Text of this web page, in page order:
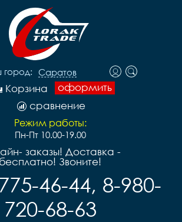
Саратов
оформить
Корзина
сравнение
Режим работы:
Пн-Пт 10.00-19.00
заказы! Доставка -
Звоните!
46-44, 8-980-
720-68-63